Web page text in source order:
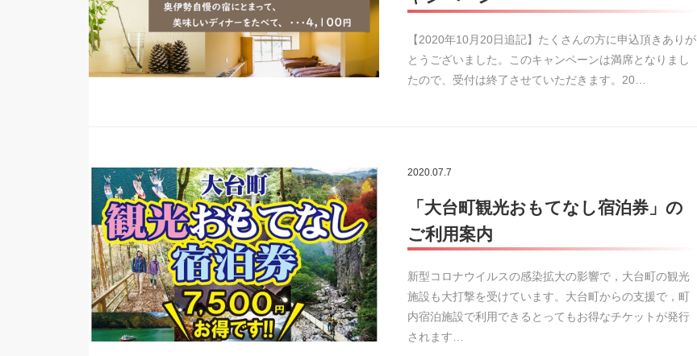
【2020年10月20日追記】たくさんの方に申込頂きありが
とうございました。このキャンペーンは満席となりまし
たので、受付は終了させていただきます。20…
2020.07.7
「大台町観光おもてなし宿泊券」の
ご利用案内
新型コロナウイルスの感染拡大の影響で，大台町の観光
施設も大打撃を受けています。大台町からの支援で，町
内宿泊施設で利用できるとってもお得なチケットが発行
されます…